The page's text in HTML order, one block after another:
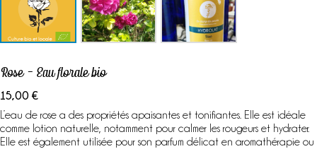
Rose – Eau florale bio
15,00 €
L’eau de rose a des propriétés apaisantes et tonifiantes. Elle est idéale
comme lotion naturelle, notamment pour calmer les rougeurs et hydrater.
Elle est également utilisée pour son parfum délicat en aromathérapie ou